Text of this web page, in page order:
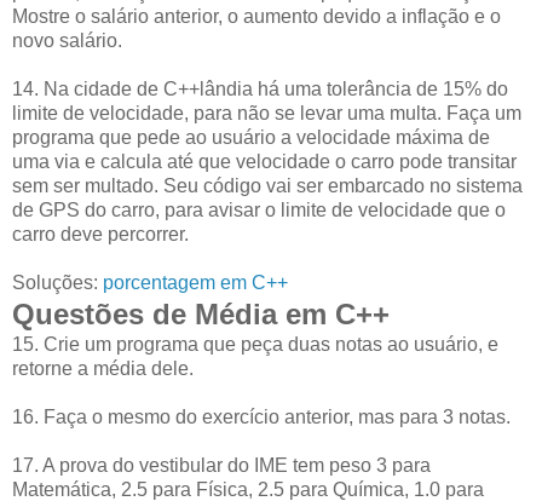
Mostre o salário anterior, o aumento devido a inflação e o
novo salário.
14. Na cidade de C++lândia há uma tolerância de 15% do
limite de velocidade, para não se levar uma multa. Faça um
programa que pede ao usuário a velocidade máxima de
uma via e calcula até que velocidade o carro pode transitar
sem ser multado. Seu código vai ser embarcado no sistema
de GPS do carro, para avisar o limite de velocidade que o
carro deve percorrer.
Soluções: porcentagem em C++
Questões de Média em C++
15. Crie um programa que peça duas notas ao usuário, e
retorne a média dele.
16. Faça o mesmo do exercício anterior, mas para 3 notas.
17. A prova do vestibular do IME tem peso 3 para
Matemática, 2.5 para Física, 2.5 para Química, 1.0 para